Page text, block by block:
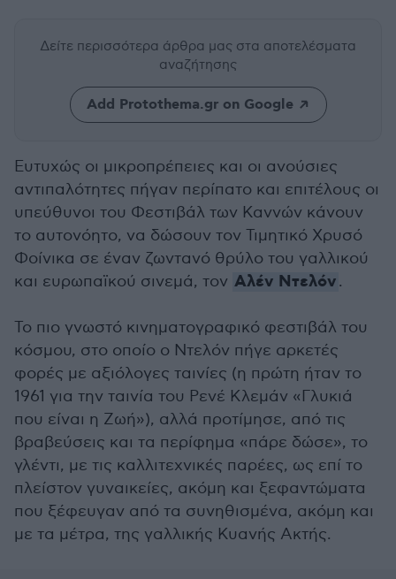
Δείτε περισσότερα άρθρα μας στα αποτελέσματα
αναζήτησης
Add Protothema.gr on Google
Ευτυχώς οι μικροπρέπειες και οι ανούσιες
αντιπαλότητες πήγαν περίπατο και επιτέλους οι
υπεύθυνοι του Φεστιβάλ των Καννών κάνουν
το αυτονόητο, να δώσουν τον Τιμητικό Χρυσό
Φοίνικα σε έναν ζωντανό θρύλο του γαλλικού
και ευρωπαϊκού σινεμά, τον Αλέν Ντελόν.
Το πιο γνωστό κινηματογραφικό φεστιβάλ του
κόσμου, στο οποίο ο Ντελόν πήγε αρκετές
φορές με αξιόλογες ταινίες (η πρώτη ήταν το
1961 για την ταινία του Ρενέ Κλεμάν «Γλυκιά
που είναι η Ζωή»), αλλά προτίμησε, από τις
βραβεύσεις και τα περίφημα «πάρε δώσε», το
γλέντι, με τις καλλιτεχνικές παρέες, ως επί το
πλείστον γυναικείες, ακόμη και ξεφαντώματα
που ξέφευγαν από τα συνηθισμένα, ακόμη και
με τα μέτρα, της γαλλικής Κυανής Ακτής.